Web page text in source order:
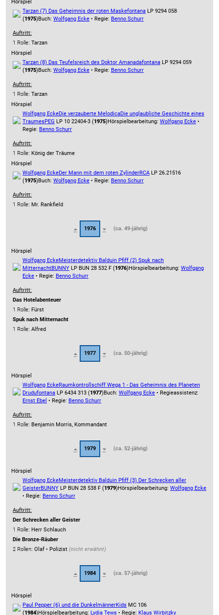
Hörspiel
Tarzan (7) Das Geheimnis der roten Maskefontana LP 9294 058
(1975)Buch: Wolfgang Ecke • Regie: Benno Schurr
Auftritt:
1 Rolle: Tarzan
Hörspiel
Tarzan (8) Das Teufelsreich des Doktor Amanadafontana LP 9294 059
(1975)Buch: Wolfgang Ecke • Regie: Benno Schurr
Auftritt:
1 Rolle: Tarzan
Hörspiel
Wolfgang EckeDie verzauberte MelodicaDie unglaubliche Geschichte eines
TraumesPEG LP 10 22404-3 (1975)Hörspielbearbeitung: Wolfgang Ecke •
Regie: Benno Schurr
Auftritt:
1 Rolle: König der Träume
Hörspiel
Wolfgang EckeDer Mann mit dem roten ZylinderRCA LP 26.21516
(1975)Buch: Wolfgang Ecke • Regie: Benno Schurr
Auftritt:
1 Rolle: Mr. Rankfield
1976 (ca. 49-jährig)
Hörspiel
Wolfgang EckeMeisterdetektiv Balduin Pfiff (2) Spuk nach
MitternachtBUNNY LP BUN 28 532 F (1976)Hörspielbearbeitung: Wolfgang
Ecke • Regie: Benno Schurr
Auftritt:
Das Hotelabenteuer
1 Rolle: Fürst
Spuk nach Mitternacht
1 Rolle: Alfred
1977 (ca. 50-jährig)
Hörspiel
Wolfgang EckeRaumkontrollschiff Wega 1 - Das Geheimnis des Planeten
Drudufontana LP 6434 313 (1977)Buch: Wolfgang Ecke • Regieassistenz:
Ernst Ebel • Regie: Benno Schurr
Auftritt:
1 Rolle: Benjamin Morris, Kommandant
1979 (ca. 52-jährig)
Hörspiel
Wolfgang EckeMeisterdetektiv Balduin Pfiff (3) Der Schrecken aller
GeisterBUNNY LP BUN 28 538 F (1979)Hörspielbearbeitung: Wolfgang Ecke
• Regie: Benno Schurr
Auftritt:
Der Schrecken aller Geister
1 Rolle: Herr Schlauch
Die Bronze-Räuber
2 Rollen: Olaf • Polizist (nicht erwähnt)
1984 (ca. 57-jährig)
Hörspiel
Paul Pepper (6) und die DunkelmännerKids MC 106
(1984)Hörspielbearbeitung: Lydia Tews • Regie: Klaus Wirbitzky